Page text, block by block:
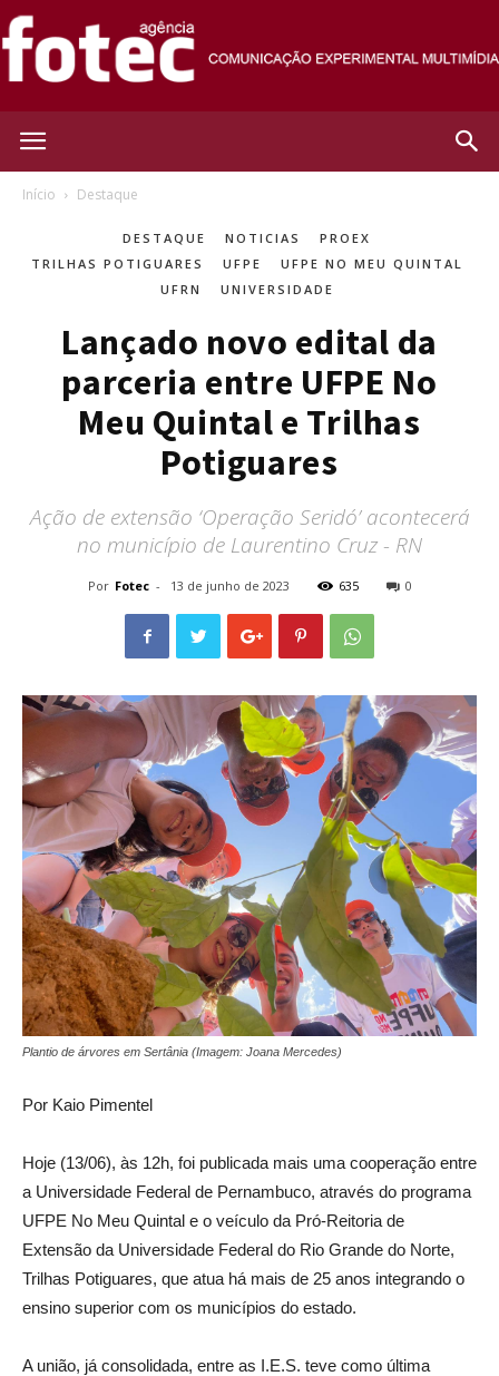
Início Destaque
DESTAQUE NOTICIAS
PROEX
TRILHAS POTIGUARES
UFPE
UFPE NO MEU QUINTAL
UFRN
UNIVERSIDADE
Lançado novo edital da
parceria entre UFPE No
Meu Quintal e Trilhas
Potiguares
Ação de extensão ‘Operação Seridó’ acontecerá
no município de Laurentino Cruz - RN
Por Fotec - 13 de junho de 2023 635 0
Plantio de árvores em Sertânia (Imagem: Joana Mercedes)
Por Kaio Pimentel
Hoje (13/06), às 12h, foi publicada mais uma cooperação entre
a Universidade Federal de Pernambuco, através do programa
UFPE No Meu Quintal e o veículo da Pró-Reitoria de
Extensão da Universidade Federal do Rio Grande do Norte,
Trilhas Potiguares, que atua há mais de 25 anos integrando o
ensino superior com os municípios do estado.
A união, já consolidada, entre as I.E.S. teve como última